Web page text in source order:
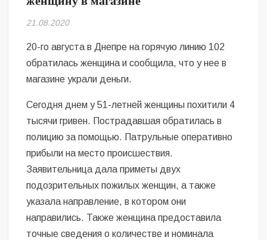
Безугла закликає валити Сирського
сучасну моду
Командувач ВМС Неїжпапа закликав не дестабілізувати ситуацію
навколо керівництва армії
21.08.2020
20-го августа в Днепре на горячую линию 102
обратилась женщина и сообщила, что у нее в
магазине украли деньги.
Сегодня днем у 51-летней женщины похитили 4
тысячи гривен. Пострадавшая обратилась в
полицию за помощью. Патрульные оперативно
прибыли на место происшествия.
Заявительница дала приметы двух
подозрительных пожилых женщин, а также
указала направление, в котором они
направились. Также женщина предоставила
точные сведения о количестве и номинала